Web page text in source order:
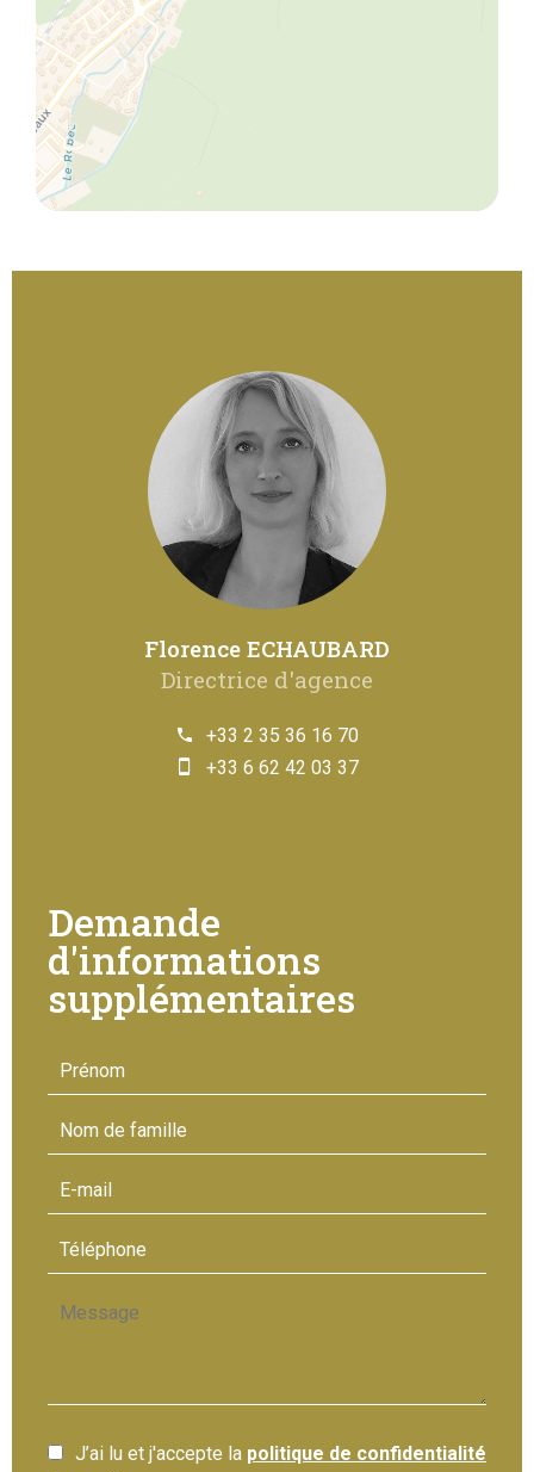
Florence ECHAUBARD
Directrice d'agence
+33 2 35 36 16 70
+33 6 62 42 03 37
Demande
d'informations
supplémentaires
J’ai lu et j'accepte la politique de confidentialité